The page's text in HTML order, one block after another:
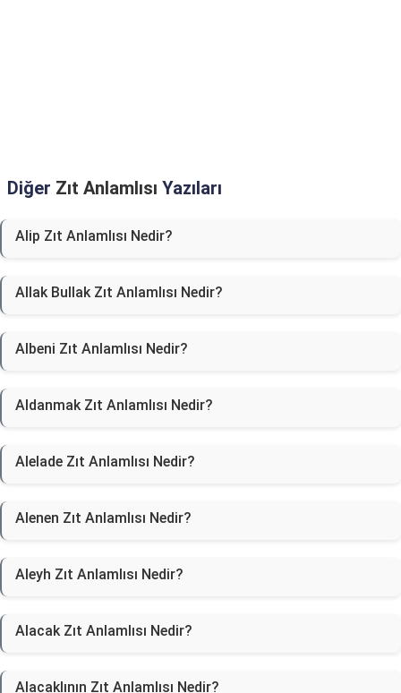
Diğer Zıt Anlamlısı Yazıları
Alip Zıt Anlamlısı Nedir?
Allak Bullak Zıt Anlamlısı Nedir?
Albeni Zıt Anlamlısı Nedir?
Aldanmak Zıt Anlamlısı Nedir?
Alelade Zıt Anlamlısı Nedir?
Alenen Zıt Anlamlısı Nedir?
Aleyh Zıt Anlamlısı Nedir?
Alacak Zıt Anlamlısı Nedir?
Alacaklının Zıt Anlamlısı Nedir?